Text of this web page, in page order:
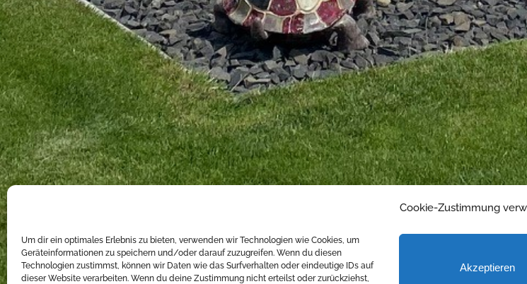
Cookie-Zustimmung
Um dir ein optimales Erlebnis zu bieten, verwenden wir Technologien wie Cookies, um
Geräteinformationen zu speichern und/oder darauf zuzugreifen. Wenn du diesen
Technologien zustimmst, können wir Daten wie das Surfverhalten oder eindeutige IDs auf
dieser Website verarbeiten. Wenn du deine Zustimmung nicht erteilst oder zurückziehst,
Akzeptieren